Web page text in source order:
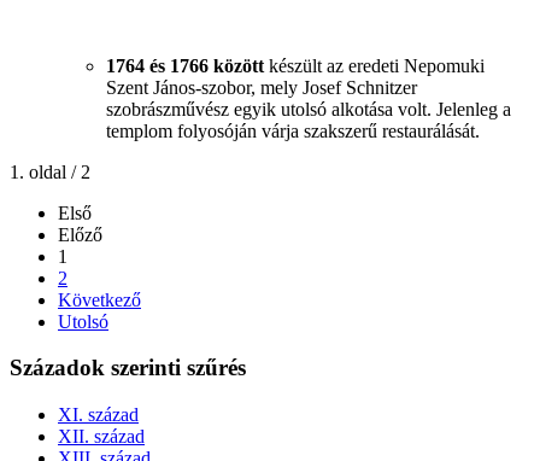
1764 és 1766 között készült az eredeti Nepomuki
Szent János-szobor, mely Josef Schnitzer
szobrászművész egyik utolsó alkotása volt. Jelenleg a
templom folyosóján várja szakszerű restaurálását.
1. oldal / 2
Első
Előző
1
2
Következő
Utolsó
Századok szerinti szűrés
XI. század
XII. század